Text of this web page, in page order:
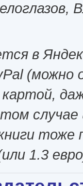
в
(можно
случае
тоже
1.3